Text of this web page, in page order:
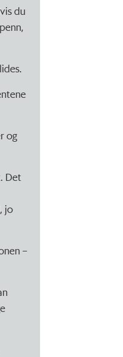
du
og
Det
jo
–